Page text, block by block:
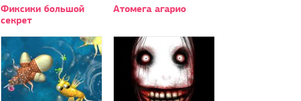
Фиксики большой
секрет
Атомега агарио